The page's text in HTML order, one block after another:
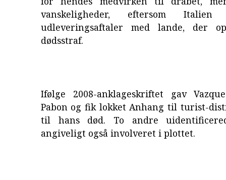
vanskeligheder, eftersom
udleveringsaftaler med lande, der
dødsstraf.
Ifølge 2008-anklageskriftet gav
Pabon og fik lokket Anhang til turist-
til hans død. To andre
angiveligt også involveret i plottet.